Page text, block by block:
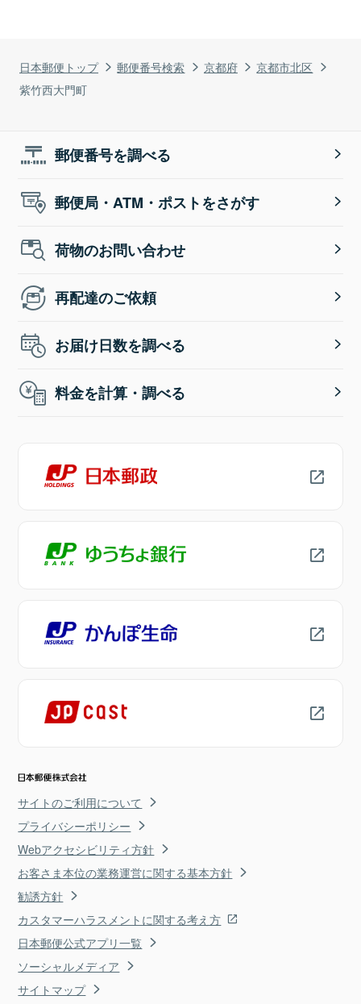
日本郵便トップ 郵便番号検索 京都府
京都市北区
紫竹西大門町
郵便番号を調べる
郵便局・ATM・ポストをさがす
荷物のお問い合わせ
再配達のご依頼
お届け日数を調べる
料金を計算・調べる
サイトのご利用について
プライバシーポリシー
Webアクセシビリティ方針
お客さま本位の業務運営に関する基本方針
勧誘方針
カスタマーハラスメントに関する考え方
日本郵便公式アプリ一覧
ソーシャルメディア
サイトマップ